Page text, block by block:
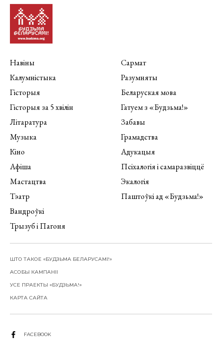
Навіны
Калумністыка
Гісторыя
Гісторыя за 5 хвілін
Літаратура
Музыка
Кіно
Афіша
Мастацтва
Тэатр
Вандроўкі
Трызуб і Пагоня
Сармат
Разумняты
Беларуская мова
Гатуем з «Будзьма!»
Забавы
Грамадства
Адукацыя
Псіхалогія і самаразвіццё
Экалогія
Паштоўкі ад «Будзьма!»
ШТО ТАКОЕ «БУДЗЬМА БЕЛАРУСАМІ!»
АСОБЫ КАМПАНІІ
УСЕ ПРАЕКТЫ «БУДЗЬМА!»
КАРТА САЙТА
FACEBOOK